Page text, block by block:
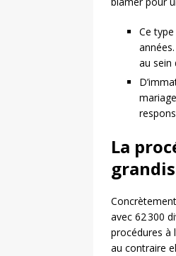
Ce
au sein
La
avec 62 300
procédures à
au contraire